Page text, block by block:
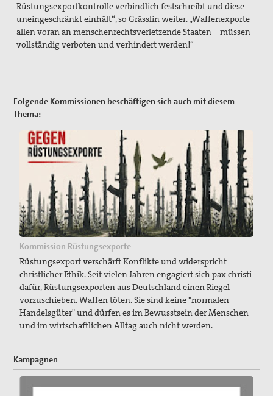
Rüstungsexportkontrolle verbindlich festschreibt und diese
uneingeschränkt einhält“, so Grässlin weiter. „Waffenexporte –
allen voran an menschenrechtsverletzende Staaten – müssen
vollständig verboten und verhindert werden!“
Folgende Kommissionen beschäftigen sich auch mit diesem
Thema:
Kommission Rüstungsexporte
Rüstungsexport verschärft Konflikte und widerspricht
christlicher Ethik. Seit vielen Jahren engagiert sich pax christi
dafür, Rüstungsexporten aus Deutschland einen Riegel
vorzuschieben. Waffen töten. Sie sind keine "normalen
Handelsgüter" und dürfen es im Bewusstsein der Menschen
und im wirtschaftlichen Alltag auch nicht werden.
Kampagnen